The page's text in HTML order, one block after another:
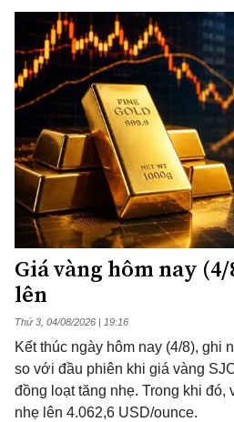
Giá vàng hôm nay
lên
Thứ 3, 04/08/2026 | 19:16
Kết thúc ngày hôm nay (4/8), ghi
so với đầu phiên khi giá vàng
đồng loạt tăng nhẹ. Trong khi đó,
nhẹ lên 4.062,6 USD/ounce.